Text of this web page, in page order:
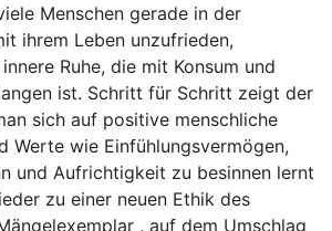
Menschen gerade in der
ihrem Leben unzufrieden,
Ruhe, die mit Konsum und
ist. Schritt für Schritt zeigt der
sich auf positive menschliche
Werte wie Einfühlungsvermögen,
und Aufrichtigkeit zu besinnen lernt
zu einer neuen Ethik des
, auf dem Umschlag